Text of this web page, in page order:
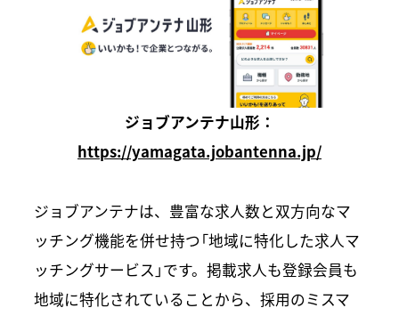
ジョブアンテナ山形：
https://yamagata.jobantenna.jp/
ジョブアンテナは、豊富な求人数と双方向なマ
ッチング機能を併せ持つ「地域に特化した求人マ
ッチングサービス」です。掲載求人も登録会員も
地域に特化されていることから、採用のミスマ